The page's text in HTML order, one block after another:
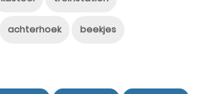
achterhoek beekjes